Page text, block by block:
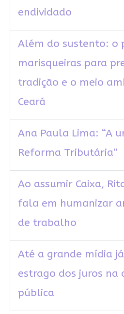
endividado
Além do sustento: o
marisqueiras para
tradição e o meio
Ceará
Ana Paula Lima: “A
Reforma Tributária”
Ao assumir Caixa,
fala em humanizar
de trabalho
Até a grande mídia
estrago dos juros na
pública